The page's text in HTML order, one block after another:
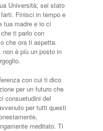
Università; sei stato
Finisci in tempo e
tua madre e io ci
ti parlo con
che ora ti aspetta.
è più un posto in
con cui ti dico
per un futuro che
consuetudini del
per tutti questi
meditato. Ti